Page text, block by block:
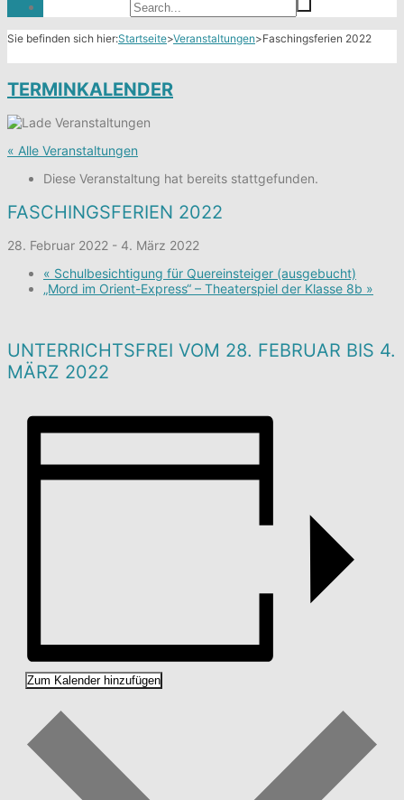
Sie befinden sich hier:Startseite>Veranstaltungen>Faschingsferien 2022
TERMINKALENDER
« Alle Veranstaltungen
Diese Veranstaltung hat bereits stattgefunden.
FASCHINGSFERIEN 2022
28. Februar 2022 - 4. März 2022
« Schulbesichtigung für Quereinsteiger (ausgebucht)
„Mord im Orient-Express“ – Theaterspiel der Klasse 8b »
UNTERRICHTSFREI VOM 28. FEBRUAR BIS 4.
MÄRZ 2022
Zum Kalender hinzufügen